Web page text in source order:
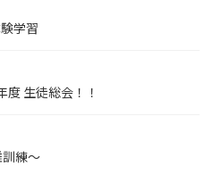
学習
生徒総会！！
訓練～